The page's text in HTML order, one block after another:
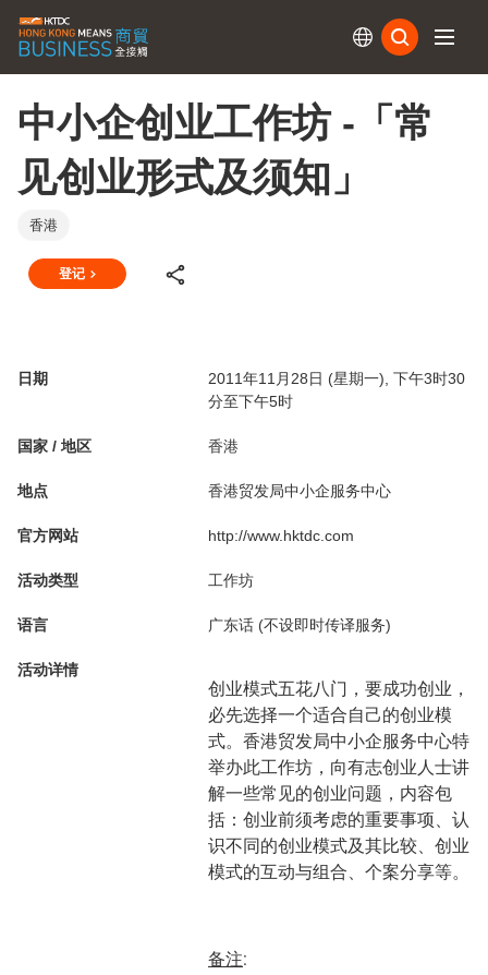
中小企创业工作坊 -「常
见创业形式及须知」
香港
登记
日期
2011年11月28日 (星期一), 下午3时30
分至下午5时
国家 / 地区 香港
地点 香港贸发局中小企服务中心
官方网站 http://www.hktdc.com
活动类型 工作坊
语言 广东话 (不设即时传译服务)
活动详情
创业模式五花八门，要成功创业，
必先选择一个适合自己的创业模
式。香港贸发局中小企服务中心特
举办此工作坊，向有志创业人士讲
解一些常见的创业问题，内容包
括：创业前须考虑的重要事项、认
识不同的创业模式及其比较、创业
模式的互动与组合、个案分享等。
备注: